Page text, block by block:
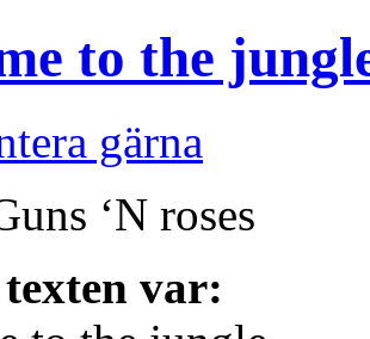
to the
gärna
‘N roses
var: